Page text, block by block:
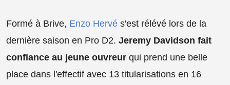
Formé à Brive, Enzo Hervé s'est rélévé lors de la
dernière saison en Pro D2. Jeremy Davidson fait
confiance au jeune ouvreur qui prend une belle
place dans l'effectif avec 13 titularisations en 16